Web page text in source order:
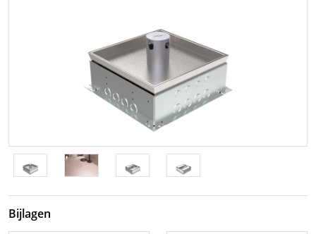
Bijlagen